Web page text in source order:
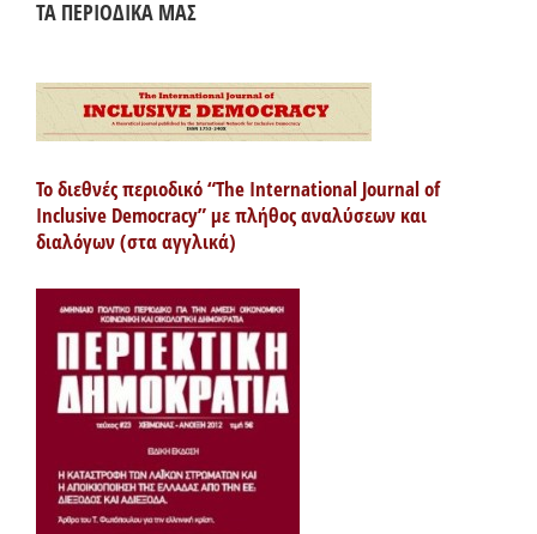
ΤΑ ΠΕΡΙΟΔΙΚΑ ΜΑΣ
Το διεθνές περιοδικό “The International Journal of
Inclusive Democracy” με πλήθος αναλύσεων και
διαλόγων (στα αγγλικά)